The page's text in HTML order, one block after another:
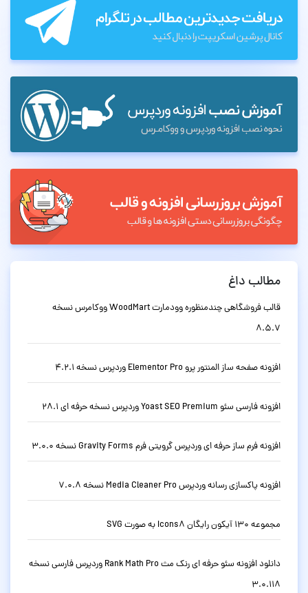
مطالب داغ
قالب فروشگاهی چندمنظوره وودمارت WoodMart ووکامرس نسخه
8.5.7
افزونه صفحه ساز المنتور پرو Elementor Pro وردپرس نسخه 4.2.1
افزونه فارسی سئو Yoast SEO Premium وردپرس نسخه حرفه ای 28.1
افزونه فرم ساز حرفه ای وردپرس گرویتی فرم Gravity Forms نسخه 3.0.0
افزونه پاکسازی رسانه وردپرس Media Cleaner Pro نسخه 7.0.8
مجموعه 130 آیکون رایگان Icons8 به صورت SVG
دانلود افزونه سئو حرفه ای رنک مث Rank Math Pro وردپرس فارسی نسخه
3.0.118